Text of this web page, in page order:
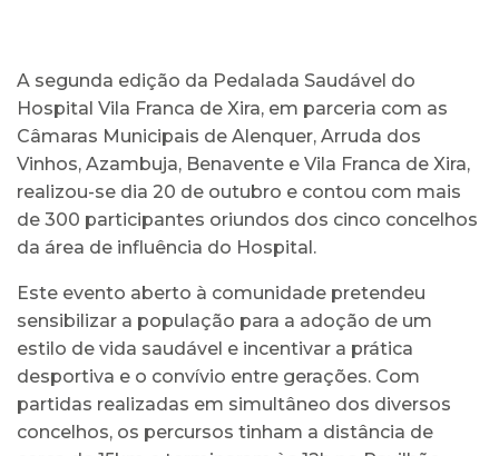
A segunda edição da Pedalada Saudável do
Hospital Vila Franca de Xira, em parceria com as
Câmaras Municipais de Alenquer, Arruda dos
Vinhos, Azambuja, Benavente e Vila Franca de Xira,
realizou-se dia 20 de outubro e contou com mais
de 300 participantes oriundos dos cinco concelhos
da área de influência do Hospital.
Este evento aberto à comunidade pretendeu
sensibilizar a população para a adoção de um
estilo de vida saudável e incentivar a prática
desportiva e o convívio entre gerações. Com
partidas realizadas em simultâneo dos diversos
concelhos, os percursos tinham a distância de